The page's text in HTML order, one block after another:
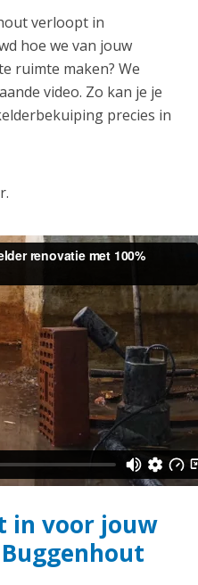
verloopt in
hoe we van jouw
ruimte maken? We
video. Zo kan je je
precies in
in voor jouw